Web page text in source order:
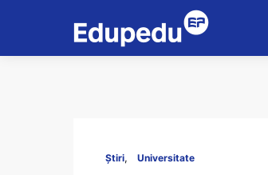
Știri Universitate